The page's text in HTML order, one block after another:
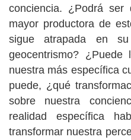
conciencia. ¿Podrá ser
mayor productora de
sigue atrapada en
geocentrismo? ¿Puede
nuestra más específica
puede, ¿qué
sobre nuestra
realidad específica
transformar nuestra